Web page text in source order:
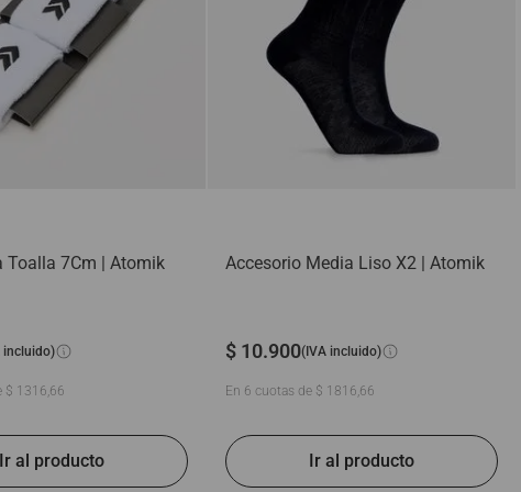
Toalla 7Cm | Atomik
incluido)
$ 1316,66
Accesorio Media Liso X2 | Atomik
$ 10.900(IVA incluido)
En 6 cuotas de $ 1816,66